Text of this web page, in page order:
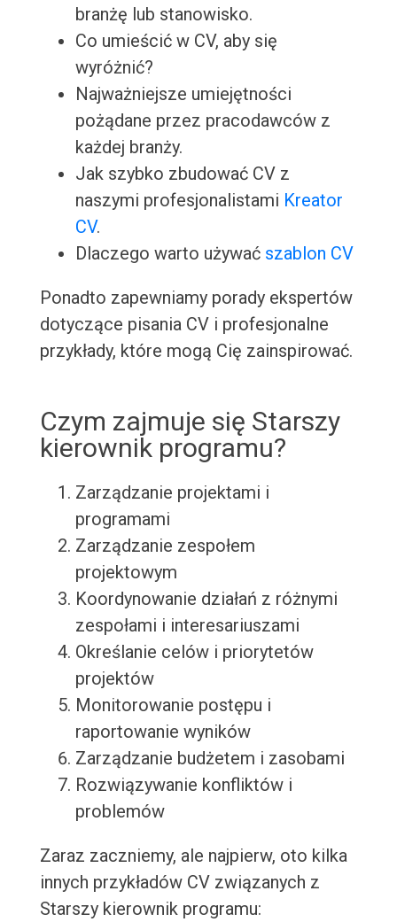
branżę lub stanowisko.
Co umieścić w CV, aby się
wyróżnić?
Najważniejsze umiejętności
pożądane przez pracodawców z
każdej branży.
Jak szybko zbudować CV z
naszymi profesjonalistami Kreator
CV.
Dlaczego warto używać szablon CV
Ponadto zapewniamy porady ekspertów
dotyczące pisania CV i profesjonalne
przykłady, które mogą Cię zainspirować.
Czym zajmuje się Starszy
kierownik programu?
Zarządzanie projektami i
programami
Zarządzanie zespołem
projektowym
Koordynowanie działań z różnymi
zespołami i interesariuszami
Określanie celów i priorytetów
projektów
Monitorowanie postępu i
raportowanie wyników
Zarządzanie budżetem i zasobami
Rozwiązywanie konfliktów i
problemów
Zaraz zaczniemy, ale najpierw, oto kilka
innych przykładów CV związanych z
Starszy kierownik programu: